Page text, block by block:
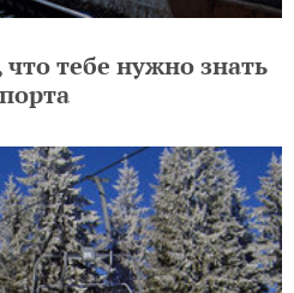
тебе нужно знать